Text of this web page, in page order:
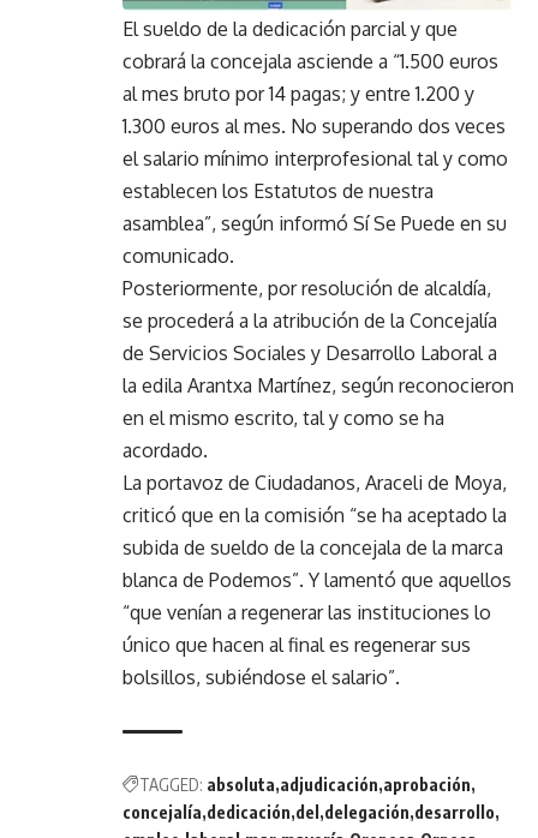
El sueldo de la dedicación parcial y que
cobrará la concejala asciende a “1.500 euros
al mes bruto por 14 pagas; y entre 1.200 y
1.300 euros al mes. No superando dos veces
el salario mínimo interprofesional tal y como
establecen los Estatutos de nuestra
asamblea”, según informó Sí Se Puede en su
comunicado.
Posteriormente, por resolución de alcaldía,
se procederá a la atribución de la Concejalía
de Servicios Sociales y Desarrollo Laboral a
la edila Arantxa Martínez, según reconocieron
en el mismo escrito, tal y como se ha
acordado.
La portavoz de Ciudadanos, Araceli de Moya,
criticó que en la comisión “se ha aceptado la
subida de sueldo de la concejala de la marca
blanca de Podemos”. Y lamentó que aquellos
“que venían a regenerar las instituciones lo
único que hacen al final es regenerar sus
bolsillos, subiéndose el salario”.
TAGGED: absoluta adjudicación aprobación
concejalía dedicación del delegación desarrollo